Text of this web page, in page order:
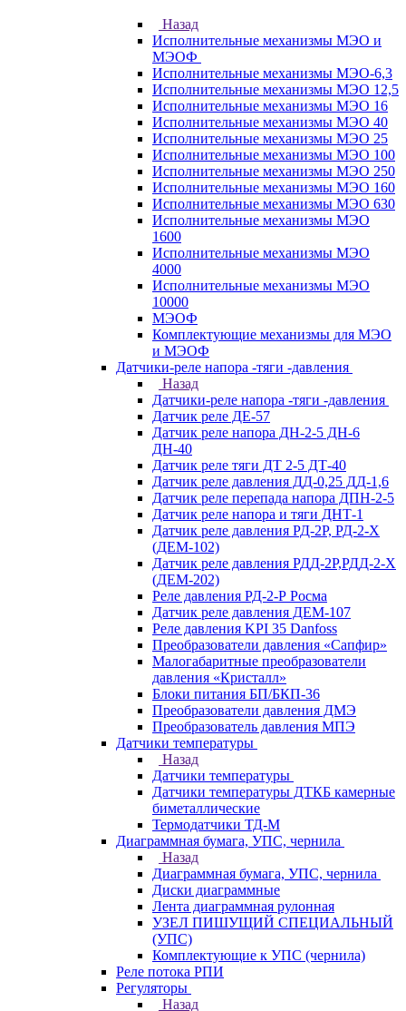
Назад
Исполнительные механизмы МЭО и
МЭОФ
Исполнительные механизмы МЭО-6,3
Исполнительные механизмы МЭО 12,5
Исполнительные механизмы МЭО 16
Исполнительные механизмы МЭО 40
Исполнительные механизмы МЭО 25
Исполнительные механизмы МЭО 100
Исполнительные механизмы МЭО 250
Исполнительные механизмы МЭО 160
Исполнительные механизмы МЭО 630
Исполнительные механизмы МЭО
1600
Исполнительные механизмы МЭО
4000
Исполнительные механизмы МЭО
10000
МЭОФ
Комплектующие механизмы для МЭО
и МЭОФ
Датчики-реле напора -тяги -давления
Назад
Датчики-реле напора -тяги -давления
Датчик реле ДЕ-57
Датчик реле напора ДН-2-5 ДН-6
ДН-40
Датчик реле тяги ДТ 2-5 ДТ-40
Датчик реле давления ДД-0,25 ДД-1,6
Датчик реле перепада напора ДПН-2-5
Датчик реле напора и тяги ДНТ-1
Датчик реле давления РД-2Р, РД-2-Х
(ДЕМ-102)
Датчик реле давления РДД-2Р,РДД-2-Х
(ДЕМ-202)
Реле давления РД-2-Р Росма
Датчик реле давления ДЕМ-107
Реле давления KPI 35 Danfoss
Преобразователи давления «Сапфир»
Малогабаритные преобразователи
давления «Кристалл»
Блоки питания БП/БКП-36
Преобразователи давления ДМЭ
Преобразователь давления МПЭ
Датчики температуры
Назад
Датчики температуры
Датчики температуры ДТКБ камерные
биметаллические
Термодатчики ТД-М
Диаграммная бумага, УПС, чернила
Назад
Диаграммная бумага, УПС, чернила
Диски диаграммные
Лента диаграммная рулонная
УЗЕЛ ПИШУЩИЙ СПЕЦИАЛЬНЫЙ
(УПС)
Комплектующие к УПС (чернила)
Реле потока РПИ
Регуляторы
Назад